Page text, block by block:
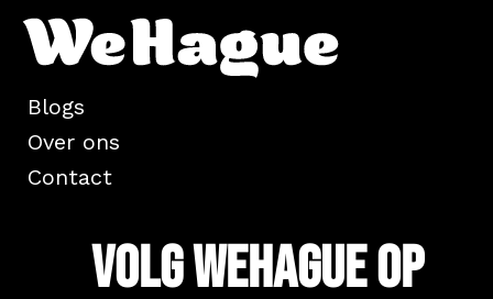
Blogs
Over ons
Contact
Volg WeHague op